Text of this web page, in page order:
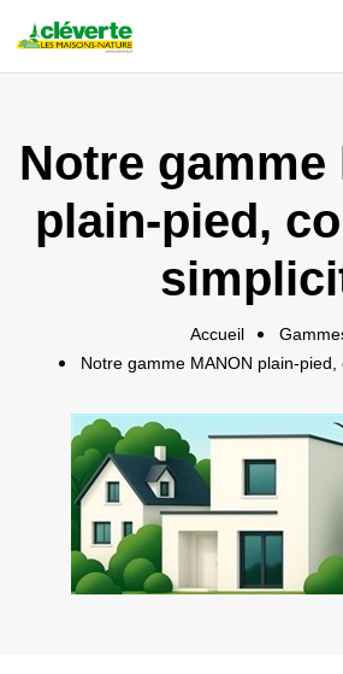
Notre gamme
plain-pied,
Accueil
Notre gamme MANON plain-